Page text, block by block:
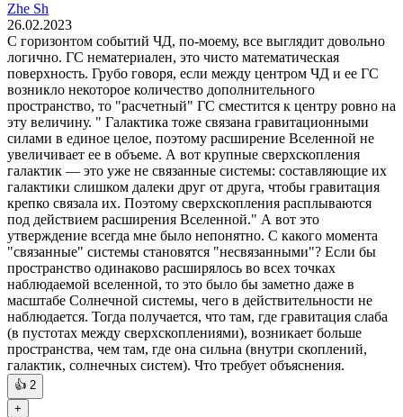
Zhe Sh
26.02.2023
С горизонтом событий ЧД, по-моему, все выглядит довольно
логично. ГС нематериален, это чисто математическая
поверхность. Грубо говоря, если между центром ЧД и ее ГС
возникло некоторое количество дополнительного
пространство, то "расчетный" ГС сместится к центру ровно на
эту величину. " Галактика тоже связана гравитационными
силами в единое целое, поэтому расширение Вселенной не
увеличивает ее в объеме. А вот крупные сверхскопления
галактик — это уже не связанные системы: составляющие их
галактики слишком далеки друг от друга, чтобы гравитация
крепко связала их. Поэтому сверхскопления расплываются
под действием расширения Вселенной." А вот это
утверждение всегда мне было непонятно. С какого момента
"связанные" системы становятся "несвязанными"? Если бы
пространство одинаково расширялось во всех точках
наблюдаемой вселенной, то это было бы заметно даже в
масштабе Солнечной системы, чего в действительности не
наблюдается. Тогда получается, что там, где гравитация слаба
(в пустотах между сверхскоплениями), возникает больше
пространства, чем там, где она сильна (внутри скоплений,
галактик, солнечных систем). Что требует объяснения.
👍 2
+